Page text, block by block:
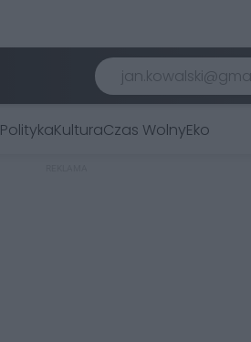
PolitykaKulturaCzas WolnyEko